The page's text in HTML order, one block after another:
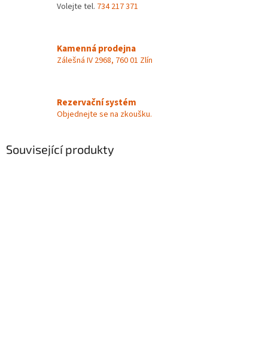
Volejte tel. 734 217 371
Kamenná prodejna
Zálešná IV 2968, 760 01 Zlín
Rezervační systém
Objednejte se na zkoušku.
Související produkty